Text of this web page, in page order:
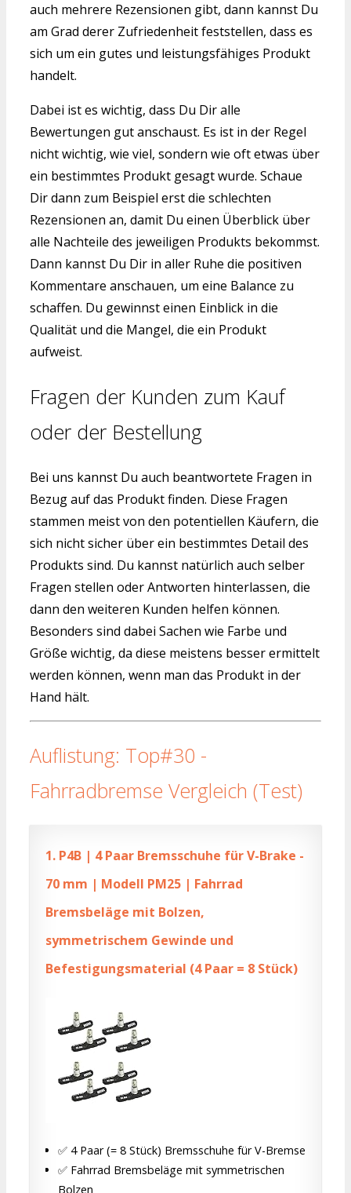
auch mehrere Rezensionen gibt, dann kannst Du
am Grad derer Zufriedenheit feststellen, dass es
sich um ein gutes und leistungsfähiges Produkt
handelt.
Dabei ist es wichtig, dass Du Dir alle
Bewertungen gut anschaust. Es ist in der Regel
nicht wichtig, wie viel, sondern wie oft etwas über
ein bestimmtes Produkt gesagt wurde. Schaue
Dir dann zum Beispiel erst die schlechten
Rezensionen an, damit Du einen Überblick über
alle Nachteile des jeweiligen Produkts bekommst.
Dann kannst Du Dir in aller Ruhe die positiven
Kommentare anschauen, um eine Balance zu
schaffen. Du gewinnst einen Einblick in die
Qualität und die Mangel, die ein Produkt
aufweist.
Fragen der Kunden zum Kauf
oder der Bestellung
Bei uns kannst Du auch beantwortete Fragen in
Bezug auf das Produkt finden. Diese Fragen
stammen meist von den potentiellen Käufern, die
sich nicht sicher über ein bestimmtes Detail des
Produkts sind. Du kannst natürlich auch selber
Fragen stellen oder Antworten hinterlassen, die
dann den weiteren Kunden helfen können.
Besonders sind dabei Sachen wie Farbe und
Größe wichtig, da diese meistens besser ermittelt
werden können, wenn man das Produkt in der
Hand hält.
Auflistung: Top#30 -
Fahrradbremse Vergleich (Test)
1. P4B | 4 Paar Bremsschuhe für V-Brake -
70 mm | Modell PM25 | Fahrrad
Bremsbeläge mit Bolzen,
symmetrischem Gewinde und
Befestigungsmaterial (4 Paar = 8 Stück)
✅ 4 Paar (= 8 Stück) Bremsschuhe für V-Bremse
✅ Fahrrad Bremsbeläge mit symmetrischen
Bolzen